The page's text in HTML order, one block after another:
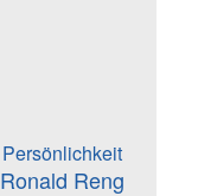
Persönlichkeit
Ronald Reng